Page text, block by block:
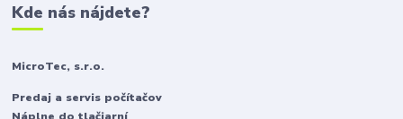
Kde nás nájdete?
MicroTec, s.r.o.
Predaj a servis počítačov